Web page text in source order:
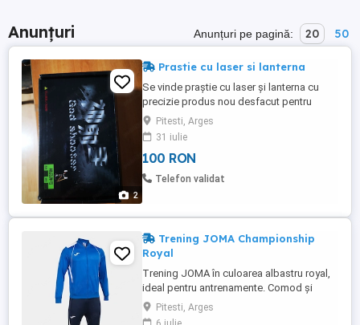
Anunțuri Anunțuri pe pagină: 20 50
2
Prastie cu laser si lanterna
Se vinde praștie cu laser și lanterna cu
precizie produs nou desfacut pentru
proba si poze cu 3 elastice de rezerva si 3
inbusuri necesare pentru montaj și
demontaj dipozitiv sau mentenanță
Pitesti, Arges
31 iulie
100 RON
Telefon validat
Trening JOMA Championship
Royal
Trening JOMA în culoarea albastru royal,
ideal pentru antrenamente. Comod și
stilat, acest trening va fi alegerea perfectă
pentru activitățile sportive. Ieși în evidență
Pitesti, Arges